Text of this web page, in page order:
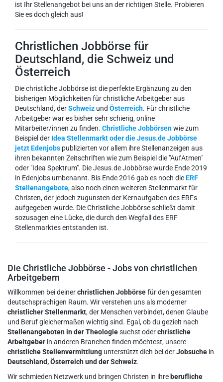
ist Ihr Stellenangebot bei uns an der richtigen Stelle. Probieren
Sie es doch gleich aus!
Christlichen Jobbörse für
Deutschland, die Schweiz und
Österreich
Die christliche Jobbörse ist die perfekte Ergänzung zu den
bisherigen Möglichkeiten für christliche Arbeitgeber aus
Deutschland, derSchweiz und Österreich. Für christliche
Arbeitgeber war es bisher sehr schierig, online
Mitarbeiter/innen zu finden. Christliche Jobbörsenwie zum
Beispiel der Idea Stellenmarkt oder die Jesus.de Jobbörse
jetzt Edenjobs publizierten vor allem ihre Stellenanzeigen aus
ihren bekannten Zeitschriften wie zum Beispiel die "AufAtmen"
oder "Idea Spektrum". Die Jesus.de Jobbörse wurde Ende 2019
in Edenjobs umbenannt. Bis Ende 2016 gab es noch dieERF
Stellenangebote, also noch einen weiteren Stellenmarkt für
Christen, der jedoch zugunsten der Kernaufgaben des ERFs
aufgegeben wurde. Die Christliche Jobbörse schließt damit
sozusagen eine Lücke, die durch den Wegfall des ERF
Stellenmarktes entstanden ist.
Die Christliche Jobbörse - Jobs von christlichen
Arbeitgebern
Willkommen bei deinerchristlichen Jobbörsefür den gesamten
deutschsprachigen Raum. Wir verstehen uns als moderner
christlicher Stellenmarkt, der Menschen verbindet, denen Glaube
und Beruf gleichermaßen wichtig sind. Egal, ob du gezielt nach
Stellenangeboten in der Theologiesuchst oderchristliche
Arbeitgeber in anderen Branchen finden möchtest, unsere
christliche Stellenvermittlung unterstützt dich bei derJobsuche in
Deutschland, Österreich und der Schweiz.
Wir schmieden Netzwerk und bringen Christen in ihre berufliche